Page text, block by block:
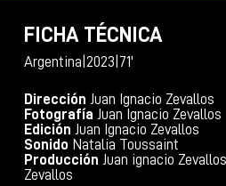
FICHA TÉCNICA
Argentina 2023 71'
Dirección Juan Ignacio Zevallos
Fotografía Juan Ignacio Zevallos
Edición Juan Ignacio Zevallos
Sonido Natalia Toussaint
Producción Juan ignacio
Zevallos